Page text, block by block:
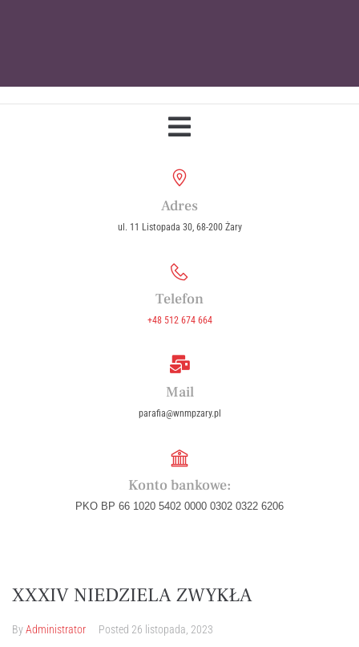
Adres
ul. 11 Listopada 30, 68-200 Żary
Telefon
+48 512 674 664
Mail
parafia@wnmpzary.pl
Konto bankowe:
PKO BP 66 1020 5402 0000 0302 0322 6206
XXXIV NIEDZIELA ZWYKŁA
ByAdministrator Posted 26 listopada, 2023